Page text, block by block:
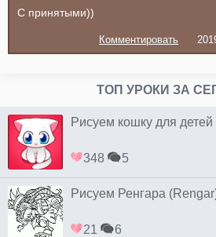
С принятыми))
Комментировать
ТОП УРОКИ ЗА
Рисуем кошку для детей
348 5
Рисуем Ренгара
21 6